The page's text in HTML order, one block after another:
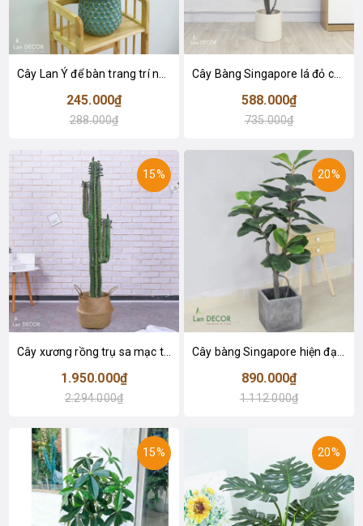
245.000₫
288.000₫
Cây Bàng Singapore lá đỏ cây giả trang trí Lan Decor (110cm) - LC2918-1
588.000₫
735.000₫
15%
Cây xương rồng trụ sa mạc trang trí loại 2 tay (155cm) - LC2912
1.950.000₫
2.294.000₫
20%
890.000₫
1.112.000₫
15% 20%